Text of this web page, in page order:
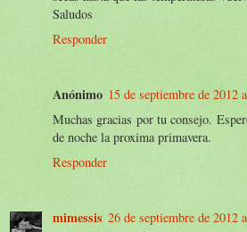
Saludos
Responder
Anónimo 15 de septiembre de 2012
Muchas gracias por tu consejo.
de noche la proxima primavera.
Responder
mimessis 26 de septiembre de 2012